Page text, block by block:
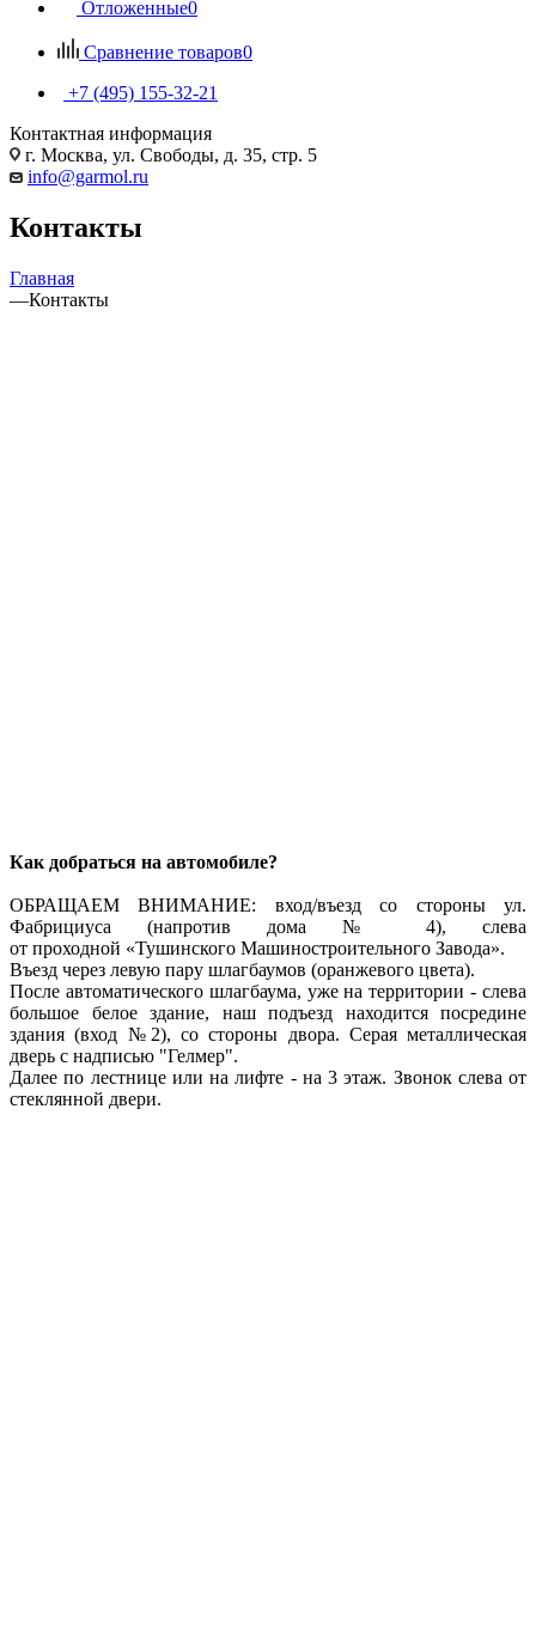
Отложенные0
Сравнение товаров0
+7 (495) 155-32-21
Контактная информация
г. Москва, ул. Свободы, д. 35, стр. 5
info@garmol.ru
Контакты
Главная
—Контакты
Как добраться на автомобиле?
ОБРАЩАЕМ ВНИМАНИЕ: вход/въезд со стороны ул.
Фабрициуса (напротив дома № 4), слева
от проходной «Тушинского Машиностроительного Завода».
Въезд через левую пару шлагбаумов (оранжевого цвета).
После автоматического шлагбаума, уже на территории - слева
большое белое здание, наш подъезд находится посредине
здания (вход №2), со стороны двора. Серая металлическая
дверь с надписью "Гелмер".
Далее по лестнице или на лифте - на 3 этаж. Звонок слева от
стеклянной двери.